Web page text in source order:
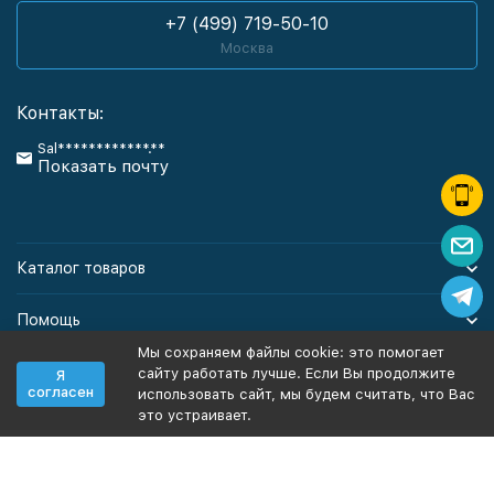
+7 (499) 719-50-10
Москва
Контакты:
Sal************.**
Показать почту
Каталог товаров
Помощь
Информация
Политика персональных данных Карта сайта
Я
согласен
Мы сохраняем файлы cookie: это помогает
сайту работать лучше. Если Вы продолжите
использовать сайт, мы будем считать, что Вас
это устраивает.